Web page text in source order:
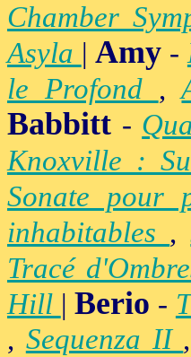
Chamber
Asyla |Amy -
le Profond ,
Babbitt -
Knoxville :
Sonate pour
inhabitables ,
Tracé
Hill |Berio -
, Sequenza II